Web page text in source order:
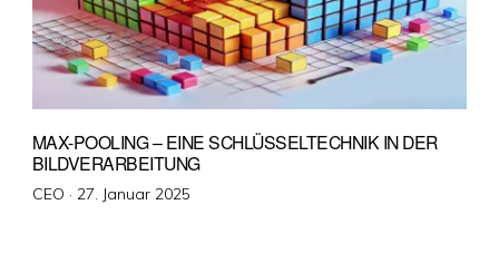
MAX-POOLING – EINE SCHLÜSSELTECHNIK IN DER
BILDVERARBEITUNG
CEO · Veröffentlicht
27. Januar 2025